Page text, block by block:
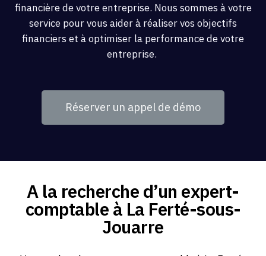
financière de votre entreprise. Nous sommes à votre
service pour vous aider à réaliser vos objectifs
financiers et à optimiser la performance de votre
entreprise.
Réserver un appel de démo
A la recherche d’un expert-
comptable à La Ferté-sous-
Jouarre